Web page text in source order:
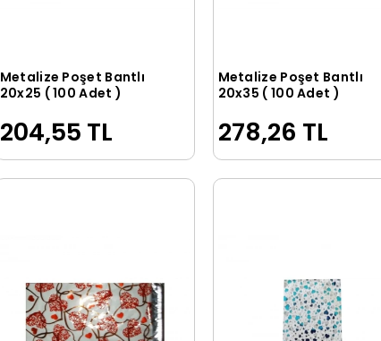
Sepete Ekle
Metalize Poşet Bantlı
20x25 ( 100 Adet )
204,55 TL
Sepete Ekle
Metalize Poşet Bantlı
20x35 ( 100 Adet )
278,26 TL